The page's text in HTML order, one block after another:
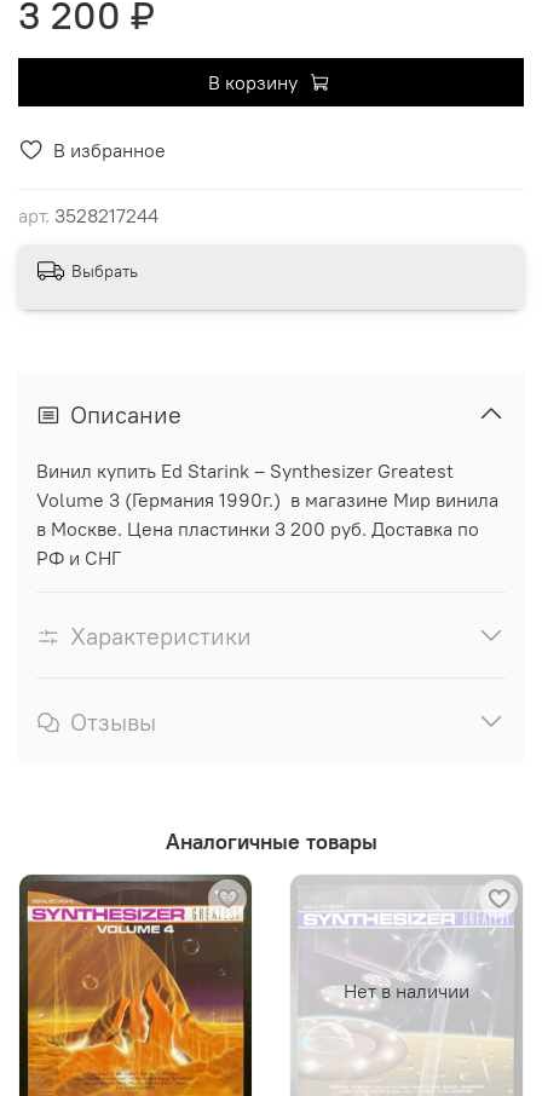
В избранное
арт. 3528217244
3 200 ₽
В корзину
Выбрать
Описание
Винил купить Ed Starink ‎– Synthesizer Greatest
Volume 3 (Германия 1990г.) в магазине Мир винила
в Москве. Цена пластинки 3 200 руб. Доставка по
РФ и СНГ
Характеристики
Отзывы
Аналогичные товары
Нет в наличии